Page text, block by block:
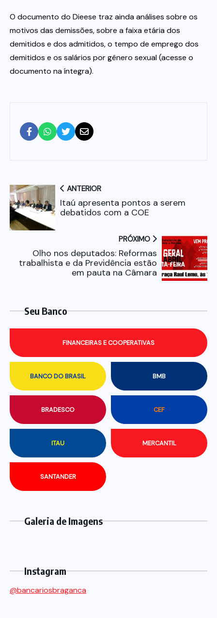
O documento do Dieese traz ainda análises sobre os
motivos das demissões, sobre a faixa etária dos
demitidos e dos admitidos, o tempo de emprego dos
demitidos e os salários por gênero sexual (acesse o
documento na íntegra).
ANTERIOR
Itaú apresenta pontos a serem
debatidos com a COE
PRÓXIMO
Olho nos deputados: Reformas
trabalhista e da Previdência estão
em pauta na Câmara
Seu Banco
BANCO DO BRASIL BMB
BRADESCO CEF
FINANCEIRAS E COOPERATIVAS
ITAU MERCANTIL
SANTANDER
Galeria de Imagens
Instagram
@bancariosbraganca